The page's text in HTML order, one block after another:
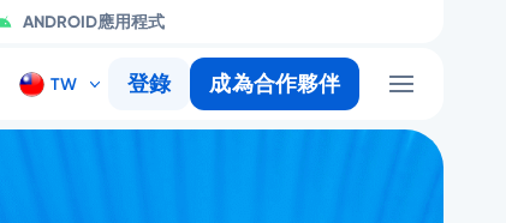
ANDROID應用程式
登錄 成為合作夥伴